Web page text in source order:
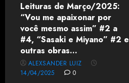
Leituras de Março/2025:
“Vou me apaixonar por
você mesmo assim” #2 a
#4, “Sasaki e Miyano” #2 e
outras obras…
ALEXSANDER LUIZ
14/04/2025
0